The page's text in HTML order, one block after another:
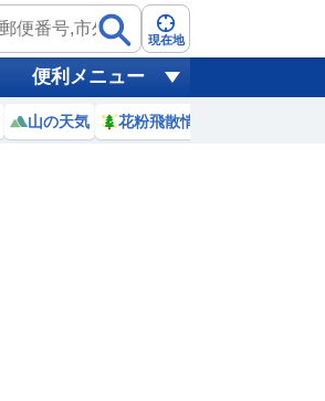
現在地
便利メニュー
山の天気 花粉飛散情報